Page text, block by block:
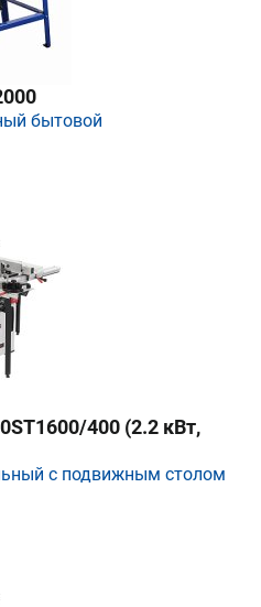
бытовой
400 (2.2 кВт,
с подвижным столом